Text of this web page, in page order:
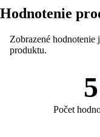
Hodnotenie
Zobrazené hodnotenie
produktu.
5
Počet